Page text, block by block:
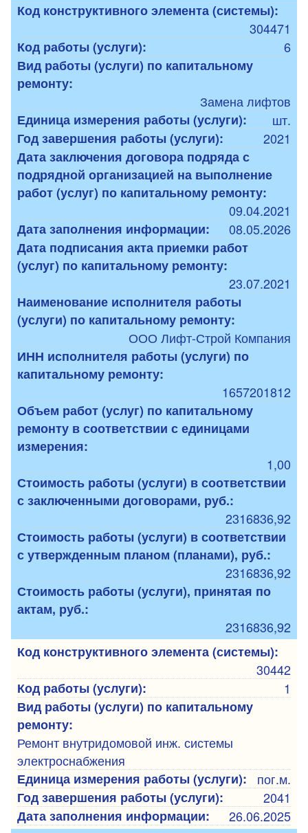
Код конструктивного элемента (системы):
304471
Код работы (услуги):
6
Вид работы (услуги) по капитальному
ремонту:
Замена лифтов
Единица измерения работы (услуги):
шт.
Год завершения работы (услуги):
2021
Дата заключения договора подряда с
подрядной организацией на выполнение
работ (услуг) по капитальному ремонту:
09.04.2021
Дата заполнения информации:
08.05.2026
Дата подписания акта приемки работ
(услуг) по капитальному ремонту:
23.07.2021
Наименование исполнителя работы
(услуги) по капитальному ремонту:
ООО Лифт-Строй Компания
ИНН исполнителя работы (услуги) по
капитальному ремонту:
1657201812
Объем работ (услуг) по капитальному
ремонту в соответствии с единицами
измерения:
1,00
Стоимость работы (услуги) в соответствии
с заключенными договорами, руб.:
2316836,92
Стоимость работы (услуги) в соответствии
с утвержденным планом (планами), руб.:
2316836,92
Стоимость работы (услуги), принятая по
актам, руб.:
2316836,92
Код конструктивного элемента (системы):
30442
Код работы (услуги):
1
Вид работы (услуги) по капитальному
ремонту:
Ремонт внутридомовой инж. системы
электроснабжения
Единица измерения работы (услуги):
пог.м.
Год завершения работы (услуги):
2041
Дата заполнения информации:
26.06.2025